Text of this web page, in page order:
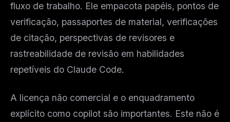
fluxo de trabalho. Ele empacota papéis, pontos de
verificação, passaportes de material, verificações
de citação, perspectivas de revisores e
rastreabilidade de revisão em habilidades
repetíveis do Claude Code.
A licença não comercial e o enquadramento
explícito como copilot são importantes. Este não é